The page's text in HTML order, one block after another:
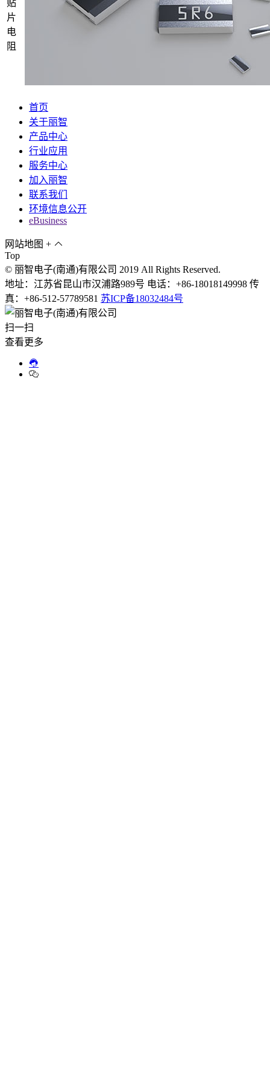
贴
片
电
阻
首页
关于丽智
产品中心
行业应用
服务中心
加入丽智
联系我们
环境信息公开
eBusiness
网站地图 +
Top
© 丽智电子(南通)有限公司 2019 All Rights Reserved.
地址：江苏省昆山市汉浦路989号 电话：+86-18018149998 传
真：+86-512-57789581 苏ICP备18032484号
扫一扫
查看更多